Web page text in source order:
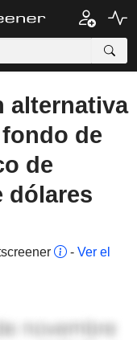
alternativa
de
de
dólares
- Ver el